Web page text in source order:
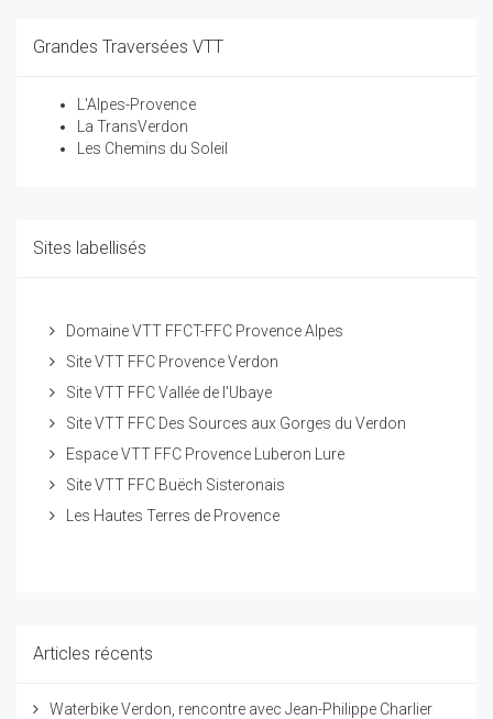
Grandes Traversées VTT
L'Alpes-Provence
La TransVerdon
Les Chemins du Soleil
Sites labellisés
Domaine VTT FFCT-FFC Provence Alpes
Site VTT FFC Provence Verdon
Site VTT FFC Vallée de l'Ubaye
Site VTT FFC Des Sources aux Gorges du Verdon
Espace VTT FFC Provence Luberon Lure
Site VTT FFC Buëch Sisteronais
Les Hautes Terres de Provence
Articles récents
Waterbike Verdon, rencontre avec Jean-Philippe Charlier